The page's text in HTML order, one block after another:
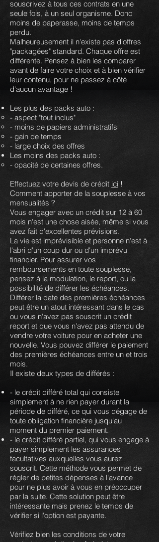
souscrivez à tous ces contrats en une
seule fois, à un seul organisme. Donc
moins de paperasse, moins de temps
perdu.
Malheureusement il n'existe pas d'offres
"packagées" standard. Chaque offre est
différente. Pensez à bien les comparer
avant de faire votre choix et à bien vérifier
leur contenu, pour ne passez à côté
d'aucun avantage !
Les plus des packs auto :
- aspect "tout inclus"
- moins de papiers administratifs
- gain de temps
- large choix des offres
Les moins des packs auto :
- opacité de certaines offres.
Effectuez votre devis de crédit ici !
Comment apporter de la souplesse à vos
mensualités ?
Vous engager avec un crédit sur 12 à 60
mois n'est une chose aisée, même si vous
avez fait d'excellentes prévisions.
La vie est imprévisible et personne n'est à
l'abri d'un coup dur ou d'un imprévu
financier. Pour assurer vos
remboursements en toute souplesse,
pensez à la modulation, le report, ou la
possibilité de différer les échéances.
Différer la date des premières échéances
peut être un atout intéressant dans le cas
ou vous n'avez pas souscrit un crédit
report et que vous n'avez pas attendu de
vendre votre voiture pour en acheter une
nouvelle. Vous pouvez différer le paiement
des premières échéances entre un et trois
mois.
Il existe deux types de différés :
- le crédit différé total qui consiste
simplement à ne rien payer durant la
période de différé, ce qui vous dégage de
toute obligation financière jusqu'au
moment du premier paiement.
- le crédit différé partiel, qui vous engage à
payer simplement les assurances
facultatives auxquelles vous aurez
souscrit. Cette méthode vous permet de
régler de petites dépenses à l'avance
pour ne plus avoir à vous en préoccuper
par la suite. Cette solution peut être
intéressante mais prenez le temps de
vérifier si l'option est payante.
Vérifiez bien les conditions de votre